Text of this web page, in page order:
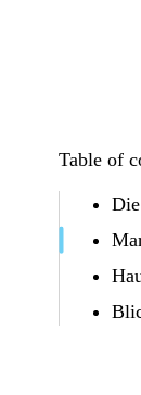
Table of